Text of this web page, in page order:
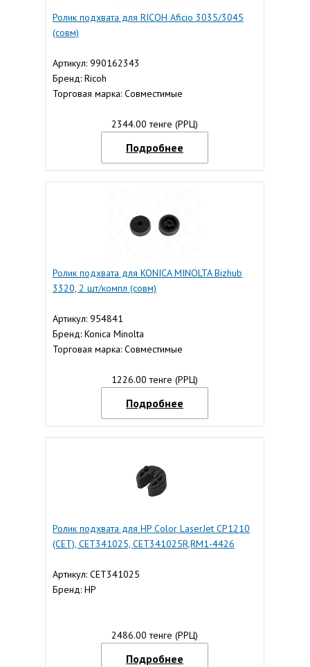
Ролик подхвата для RICOH Aficio 3035/3045
(совм)
Артикул: 990162343
Бренд: Ricoh
Торговая марка: Совместимые
2344.00 тенге (РРЦ)
Подробнее
Ролик подхвата для KONICA MINOLTA Bizhub
3320, 2 шт/компл (совм)
Артикул: 954841
Бренд: Konica Minolta
Торговая марка: Совместимые
1226.00 тенге (РРЦ)
Подробнее
Ролик подхвата для HP Color LaserJet CP1210
(CET), CET341025, CET341025R,RM1-4426
Артикул: CET341025
Бренд: HP
2486.00 тенге (РРЦ)
Подробнее